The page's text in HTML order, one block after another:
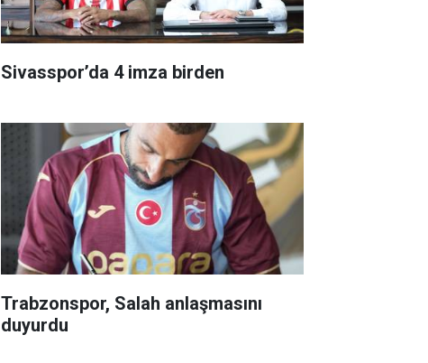
Sivasspor’da 4 imza birden
Trabzonspor, Salah anlaşmasını
duyurdu